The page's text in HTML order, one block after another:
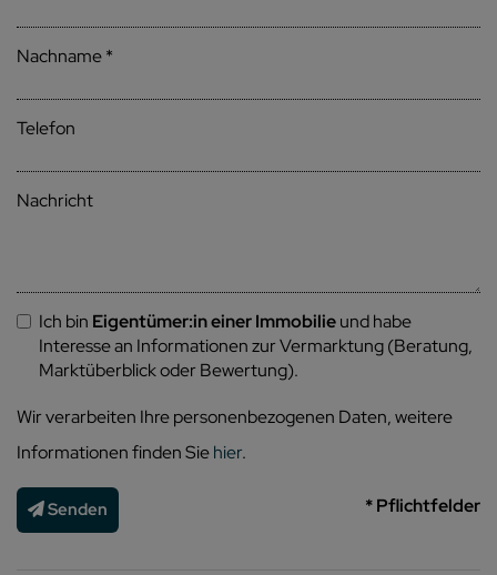
Nachname
Telefon
Nachricht
Ich bin Eigentümer:in einer Immobilieund habe
Interesse an Informationen zur Vermarktung (Beratung,
Marktüberblick oder Bewertung).
Wir verarbeiten Ihre personenbezogenen Daten, weitere
Informationen finden Siehier.
Senden * Pflichtfelder